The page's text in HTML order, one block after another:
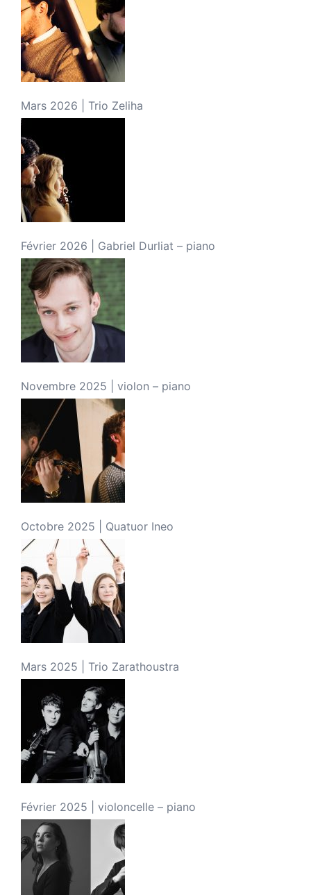
Mars 2026 | Trio Zeliha
Février 2026 | Gabriel Durliat – piano
Novembre 2025 | violon – piano
Octobre 2025 | Quatuor Ineo
Mars 2025 | Trio Zarathoustra
Février 2025 | violoncelle – piano